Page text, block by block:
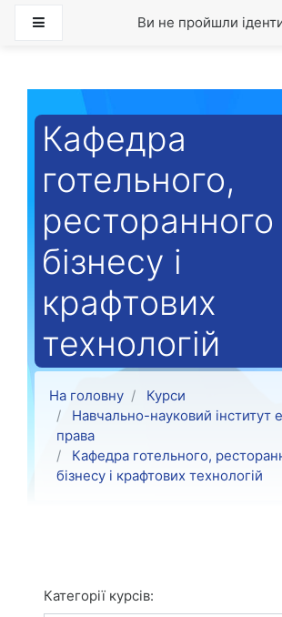
Бокова панельВи не пройшли
Кафедра
готельного,
ресторанного
бізнесу і
крафтових
технологій
На головну
Курси
Навчально-науковий інститут
права
Кафедра готельного,
бізнесу і крафтових технологій
Категорії курсів: